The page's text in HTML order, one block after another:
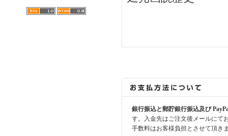
銀行振込と郵貯銀行振込及び
す。入金先はご注文後メールにて
手数料はお客様負担とさせて頂き